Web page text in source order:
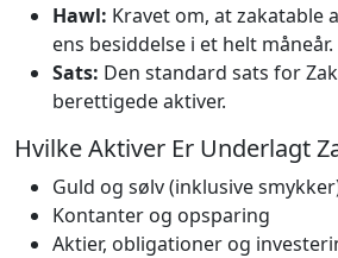
Hawl: Kravet om, at zakatable
ens besiddelse i et helt måneår.
Sats: Den standard sats for
berettigede aktiver.
Hvilke Aktiver Er Underlagt
Guld og sølv (inklusive
Kontanter og opsparing
Aktier, obligationer og